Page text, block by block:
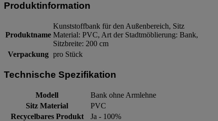
Produktinformation
Produktname
Kunststoffbank für den Außenbereich, Sitz
Material: PVC, Art der Stadtmöblierung: Bank,
Sitzbreite: 200 cm
Verpackung pro Stück
Technische Spezifikation
Modell
Bank ohne Armlehne
Sitz Material
PVC
Recycelbares Produkt
Ja - 100%